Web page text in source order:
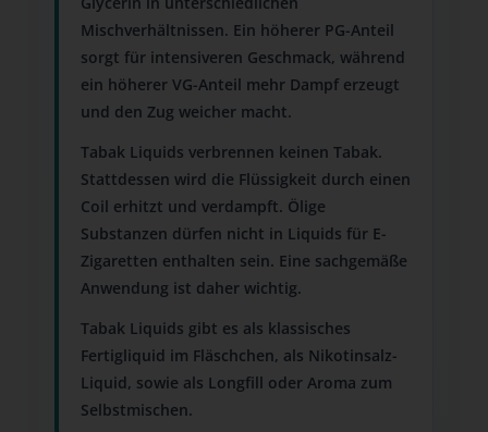
Mischverhältnissen. Ein höherer PG-Anteil
sorgt für intensiveren Geschmack, während
ein höherer VG-Anteil mehr Dampf erzeugt
und den Zug weicher macht.
Tabak Liquids verbrennen keinen Tabak.
Stattdessen wird die Flüssigkeit durch einen
Coil erhitzt und verdampft. Ölige
Substanzen dürfen nicht in Liquids für E-
Zigaretten enthalten sein. Eine sachgemäße
Anwendung ist daher wichtig.
Tabak Liquids gibt es als klassisches
Fertigliquid im Fläschchen, als Nikotinsalz-
Liquid, sowie als Longfill oder Aroma zum
Selbstmischen.